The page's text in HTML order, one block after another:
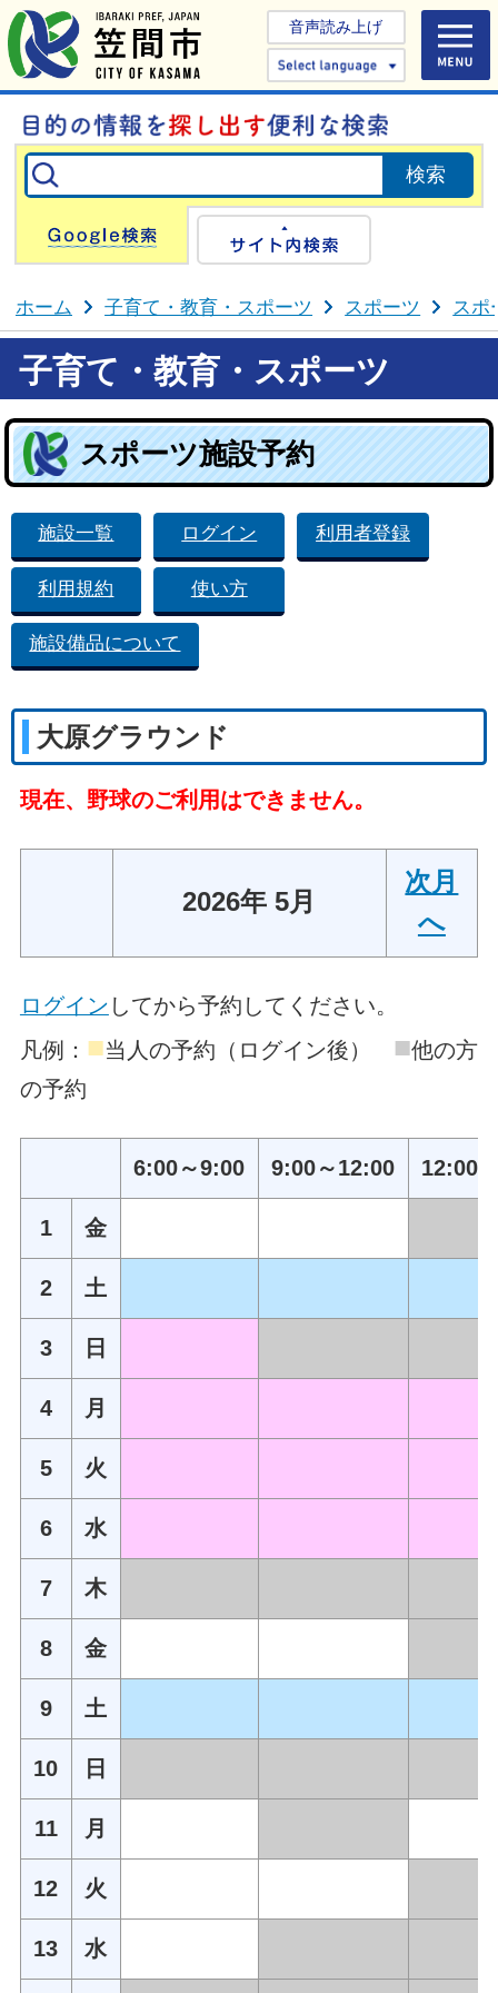
音声読み上げ
Select
Google検索
ホーム 子育て・教育・スポーツ スポーツ スポ
子育て・教育・スポーツ
スポーツ施設予約
施設一覧 ログイン 利用者登録
利用規約 使い方
施設備品について
大原グラウンド
現在、野球のご利用はできません。
2026年 5月
次月
へ
ログイン してから予約してください。
凡例： ■当人の予約（ログイン後） ■他の方
の予約
6:00～9:00 9:00～12:00 12:00
1 金
2 土
3 日
4 月
5 火
6 水
7 木
8 金
9 土
10 日
11 月
12 火
13 水